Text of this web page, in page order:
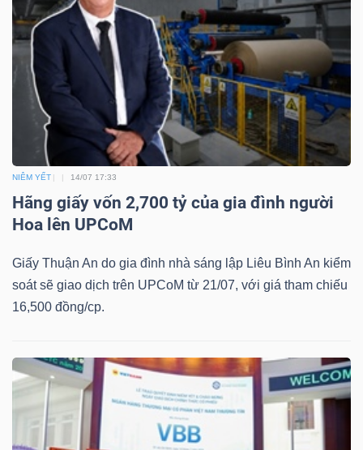
NIÊM YẾT 14/07 17:33
Hãng giấy vốn 2,700 tỷ của gia đình người
Hoa lên UPCoM
Giấy Thuận An do gia đình nhà sáng lập Liêu Bình An kiểm
soát sẽ giao dịch trên UPCoM từ 21/07, với giá tham chiếu
16,500 đồng/cp.